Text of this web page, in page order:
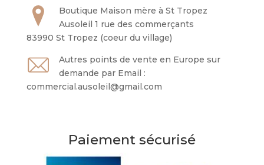
Boutique Maison mère à St Tropez
Ausoleil 1 rue des commerçants
83990 St Tropez (coeur du village)
Autres points de vente en Europe sur
demande par Email :
commercial.ausoleil@gmail.com
Paiement sécurisé